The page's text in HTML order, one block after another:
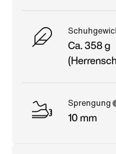
Ca. 358 g
Sprengung
10 mm